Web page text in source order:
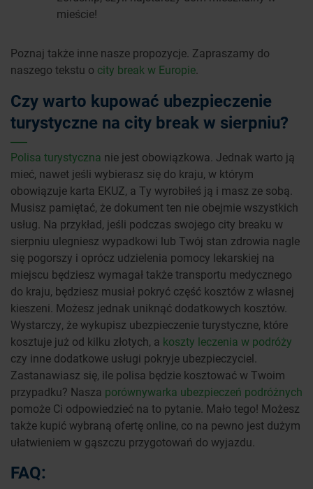
mieście!
Poznaj także inne nasze propozycje. Zapraszamy do
naszego tekstu o city break w Europie.
Czy warto kupować ubezpieczenie
turystyczne na city break w sierpniu?
Polisa turystyczna nie jest obowiązkowa. Jednak warto ją
mieć, nawet jeśli wybierasz się do kraju, w którym
obowiązuje karta EKUZ, a Ty wyrobiłeś ją i masz ze sobą.
Musisz pamiętać, że dokument ten nie obejmie wszystkich
usług. Na przykład, jeśli podczas swojego city breaku w
sierpniu ulegniesz wypadkowi lub Twój stan zdrowia nagle
się pogorszy i oprócz udzielenia pomocy lekarskiej na
miejscu będziesz wymagał także transportu medycznego
do kraju, będziesz musiał pokryć część kosztów z własnej
kieszeni. Możesz jednak uniknąć dodatkowych kosztów.
Wystarczy, że wykupisz ubezpieczenie turystyczne, które
kosztuje już od kilku złotych, a koszty leczenia w podróży
czy inne dodatkowe usługi pokryje ubezpieczyciel.
Zastanawiasz się, ile polisa będzie kosztować w Twoim
przypadku? Nasza porównywarka ubezpieczeń podróżnych
pomoże Ci odpowiedzieć na to pytanie. Mało tego! Możesz
także kupić wybraną ofertę online, co na pewno jest dużym
ułatwieniem w gąszczu przygotowań do wyjazdu.
FAQ: